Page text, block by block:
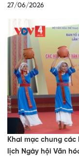
27/06/2026
Khai mạc chung
lịch Ngày hội Văn